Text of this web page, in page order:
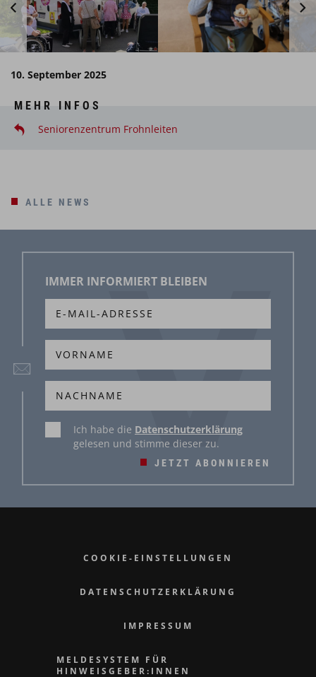
10. September 2025
MEHR INFOS
Seniorenzentrum Frohnleiten
ALLE NEWS
IMMER INFORMIERT BLEIBEN
JETZT ABONNIEREN
Ich habe die Datenschutzerklärung
gelesen und stimme dieser zu.
COOKIE-EINSTELLUNGEN
DATENSCHUTZERKLÄRUNG
IMPRESSUM
MELDESYSTEM FÜR
HINWEISGEBER:INNEN